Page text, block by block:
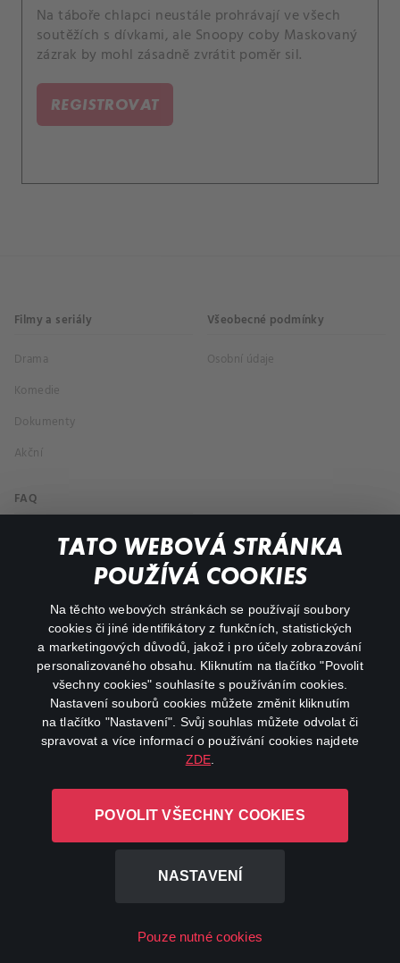
TATO WEBOVÁ STRÁNKA
POUŽÍVÁ COOKIES
Na těchto webových stránkách se používají soubory
cookies či jiné identifikátory z funkčních, statistických
a marketingových důvodů, jakož i pro účely zobrazování
personalizovaného obsahu. Kliknutím na tlačítko "Povolit
všechny cookies" souhlasíte s používáním cookies.
Nastavení souborů cookies můžete změnit kliknutím
na tlačítko "Nastavení". Svůj souhlas můžete odvolat či
spravovat a více informací o používání cookies najdete
ZDE
POVOLIT VŠECHNY COOKIES
NASTAVENÍ
Pouze nutné cookies
Na táboře chlapci neustále prohrávají ve všech
soutěžích s dívkami, ale Snoopy coby Maskovaný
zázrak by mohl zásadně zvrátit poměr sil.
REGISTROVAT
Filmy a seriály
Drama
Komedie
Dokumenty
Akční
Všeobecné podmínky
Osobní údaje
FAQ
Můj účet
Důležité odkazy
facebookinstagram
youtube
L-1246 Luxembourg R.C.S.